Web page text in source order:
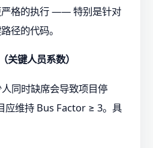
严格的执行 —— 特别是针对
径的代码。
键人员系数）
同时缺席会导致项目停
应维持 Bus Factor ≥ 3。具